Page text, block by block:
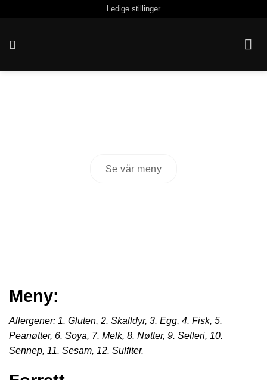
Ledige stillinger
Se vår meny
Meny:
Allergener: 1. Gluten, 2. Skalldyr, 3. Egg, 4. Fisk, 5.
Peanøtter, 6. Soya, 7. Melk, 8. Nøtter, 9. Selleri, 10.
Sennep, 11. Sesam, 12. Sulfiter.